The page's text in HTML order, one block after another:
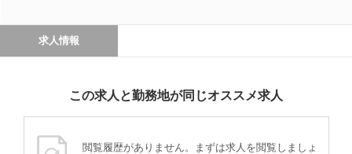
求人情報
この求人と勤務地が同じオススメ求人
閲覧履歴がありません。まずは求人を閲覧しましょ